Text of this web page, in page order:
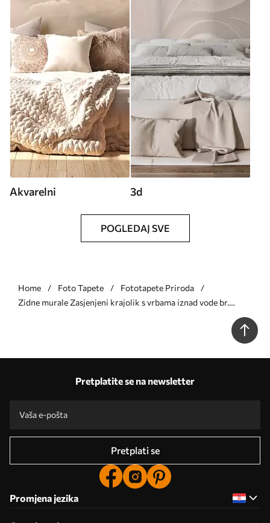
Akvarelni 3d
POGLEDAJ SVE
Home Foto Tapete
Fototapete Priroda
Zidne murale Zasjenjeni krajolik s vrbama iznad vode br.
Pretplatite se na newsletter
Pretplati se
Promjena jezika